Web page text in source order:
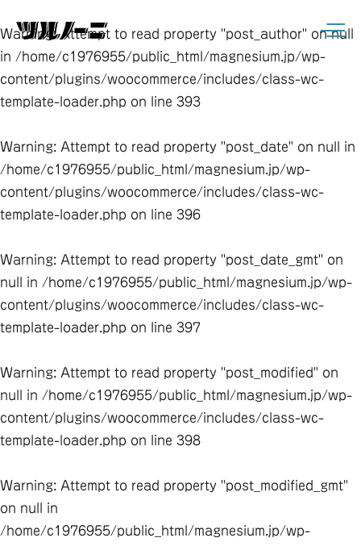
Warning : Attempt to read property "post_author" on null
in /home/c1976955/public_html/magnesium.jp/wp-
content/plugins/woocommerce/includes/class-wc-
template-loader.php on line 393
Warning: Attempt to read property "post_date" on null in
/home/c1976955/public_html/magnesium.jp/wp-
content/plugins/woocommerce/includes/class-wc-
template-loader.php on line 396
Warning: Attempt to read property "post_date_gmt" on
null in /home/c1976955/public_html/magnesium.jp/wp-
content/plugins/woocommerce/includes/class-wc-
template-loader.php on line 397
Warning: Attempt to read property "post_modified" on
null in /home/c1976955/public_html/magnesium.jp/wp-
content/plugins/woocommerce/includes/class-wc-
template-loader.php on line 398
Warning: Attempt to read property "post_modified_gmt"
on null in
/home/c1976955/public_html/magnesium.jp/wp-